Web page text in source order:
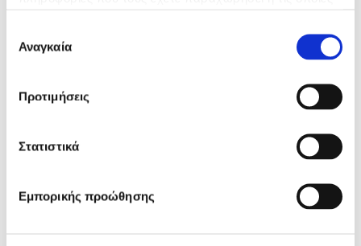
συγκατάθεσης
Αναγκαία
Προτιμήσεις
Στατιστικά
Εμπορικής προώθησης
Γενικές Πληροφορίες
Τμήματα
Καριέρα